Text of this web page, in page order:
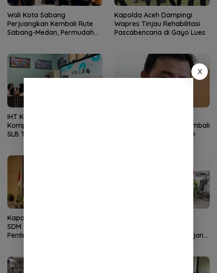
Wali Kota Sabang
Perjuangkan Kembali Rute
Sabang-Medan, Permudah
Kapolda Aceh Dampingi
Wapres Tinjau Rehabilitasi
Pascabencana di Gayo Lues
IHT Ketunaan Perkuat
Kompetensi Guru Non-PLB di
SLB TNCC
Dipertanyakan, Aceh Kembali
Terancam Jadi Penonton
Kapolda Aceh Buka Rakernis
SDM 2026, Tekankan
Pentingnya SDM Unggul
Aspol Lamteumen I Diterjang
X